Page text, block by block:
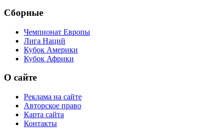
Сборные
Чемпионат Европы
Лига Наций
Кубок Америки
Кубок Африки
О сайте
Реклама на сайте
Авторское право
Карта сайта
Контакты